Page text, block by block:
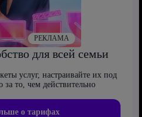
для всей семьи
услуг, настраивайте их под
то, чем действительно
о тарифах
РЕКЛАМА